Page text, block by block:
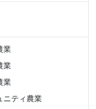
業
業
業
ニティ農業